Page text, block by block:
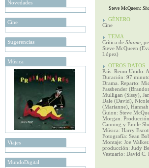
Novedades
Cine
Sugerencias
Música
Viajes
MundoDigital
Steve McQueen:
GÉNERO
Cine
TEMA
Crítica de Shame ,
Steve McQueen
López)
OTROS DATOS
País: Reino Unido.
Duración: 97
Drama. Reparto:
Fassbender
Mulligan (Sissy),
Dale (David),
(Marianne), Hannah
Guion: Steve
Morgan.
Canning y Emile
Música: Harry
Fotografía: Sean
Montaje: Joe
producción: Judy
Vestuario: David C.